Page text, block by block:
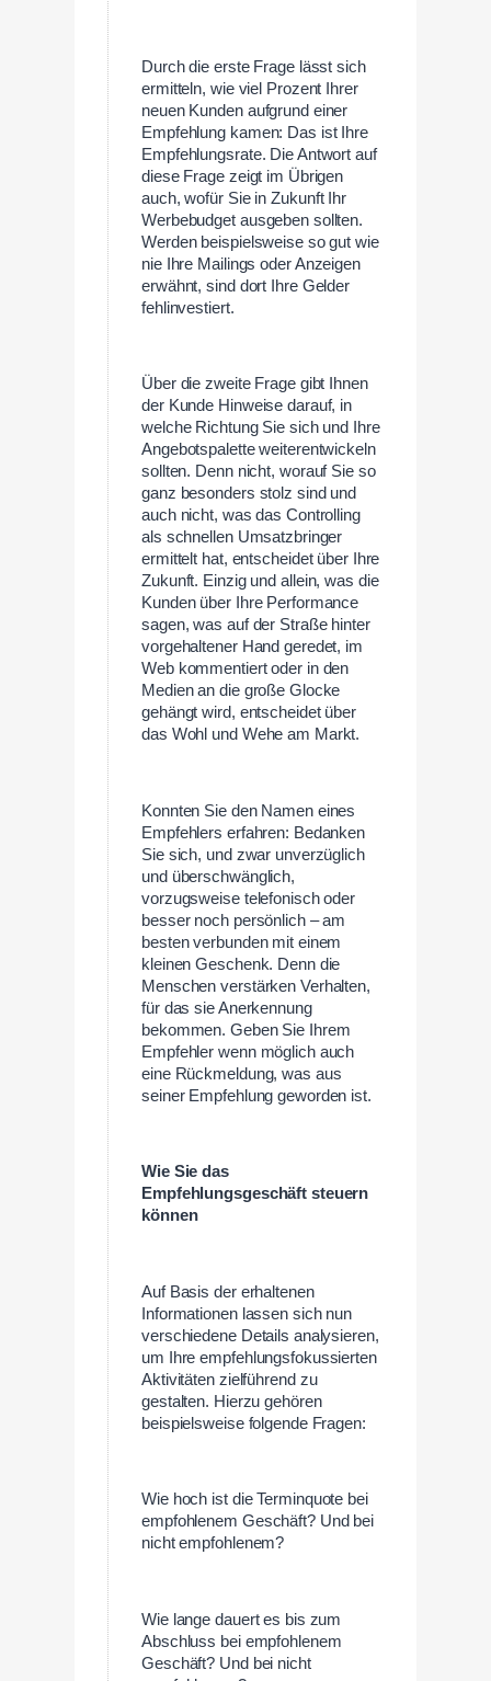
Durch die erste Frage lässt sich
ermitteln, wie viel Prozent Ihrer
neuen Kunden aufgrund einer
Empfehlung kamen: Das ist Ihre
Empfehlungsrate. Die Antwort auf
diese Frage zeigt im Übrigen
auch, wofür Sie in Zukunft Ihr
Werbebudget ausgeben sollten.
Werden beispielsweise so gut wie
nie Ihre Mailings oder Anzeigen
erwähnt, sind dort Ihre Gelder
fehlinvestiert.
Über die zweite Frage gibt Ihnen
der Kunde Hinweise darauf, in
welche Richtung Sie sich und Ihre
Angebotspalette weiterentwickeln
sollten. Denn nicht, worauf Sie so
ganz besonders stolz sind und
auch nicht, was das Controlling
als schnellen Umsatzbringer
ermittelt hat, entscheidet über Ihre
Zukunft. Einzig und allein, was die
Kunden über Ihre Performance
sagen, was auf der Straße hinter
vorgehaltener Hand geredet, im
Web kommentiert oder in den
Medien an die große Glocke
gehängt wird, entscheidet über
das Wohl und Wehe am Markt.
Konnten Sie den Namen eines
Empfehlers erfahren: Bedanken
Sie sich, und zwar unverzüglich
und überschwänglich,
vorzugsweise telefonisch oder
besser noch persönlich – am
besten verbunden mit einem
kleinen Geschenk. Denn die
Menschen verstärken Verhalten,
für das sie Anerkennung
bekommen. Geben Sie Ihrem
Empfehler wenn möglich auch
eine Rückmeldung, was aus
seiner Empfehlung geworden ist.
Wie Sie das
Empfehlungsgeschäft steuern
können
Auf Basis der erhaltenen
Informationen lassen sich nun
verschiedene Details analysieren,
um Ihre empfehlungsfokussierten
Aktivitäten zielführend zu
gestalten. Hierzu gehören
beispielsweise folgende Fragen:
Wie hoch ist die Terminquote bei
empfohlenem Geschäft? Und bei
nicht empfohlenem?
Wie lange dauert es bis zum
Abschluss bei empfohlenem
Geschäft? Und bei nicht